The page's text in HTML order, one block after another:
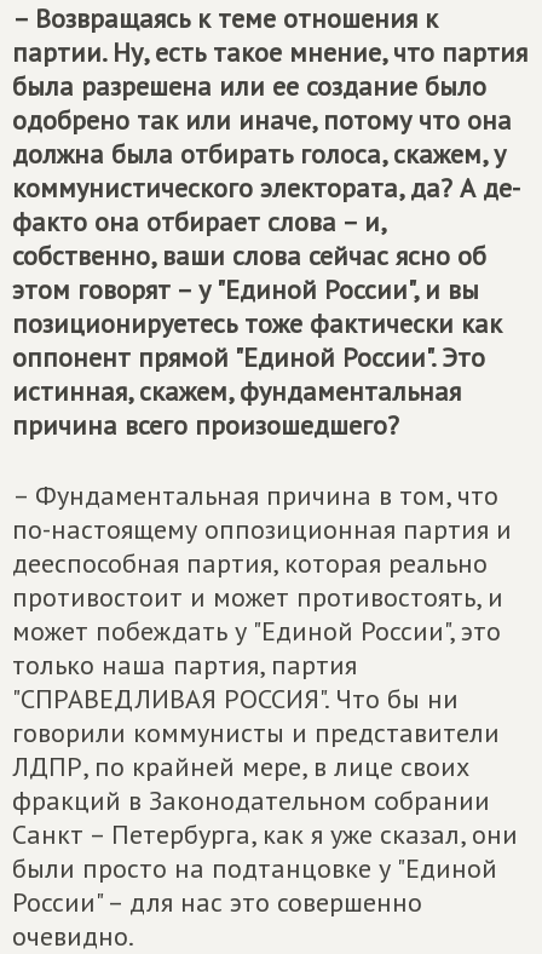
– Возвращаясь к теме отношения к
партии. Ну, есть такое мнение, что партия
была разрешена или ее создание было
одобрено так или иначе, потому что она
должна была отбирать голоса, скажем, у
коммунистического электората, да? А де-
факто она отбирает слова – и,
собственно, ваши слова сейчас ясно об
этом говорят – у "Единой России", и вы
позиционируетесь тоже фактически как
оппонент прямой "Единой России". Это
истинная, скажем, фундаментальная
причина всего произошедшего?
– Фундаментальная причина в том, что
по-настоящему оппозиционная партия и
дееспособная партия, которая реально
противостоит и может противостоять, и
может побеждать у "Единой России", это
только наша партия, партия
"СПРАВЕДЛИВАЯ РОССИЯ". Что бы ни
говорили коммунисты и представители
ЛДПР, по крайней мере, в лице своих
фракций в Законодательном собрании
Санкт – Петербурга, как я уже сказал, они
были просто на подтанцовке у "Единой
России" – для нас это совершенно
очевидно.